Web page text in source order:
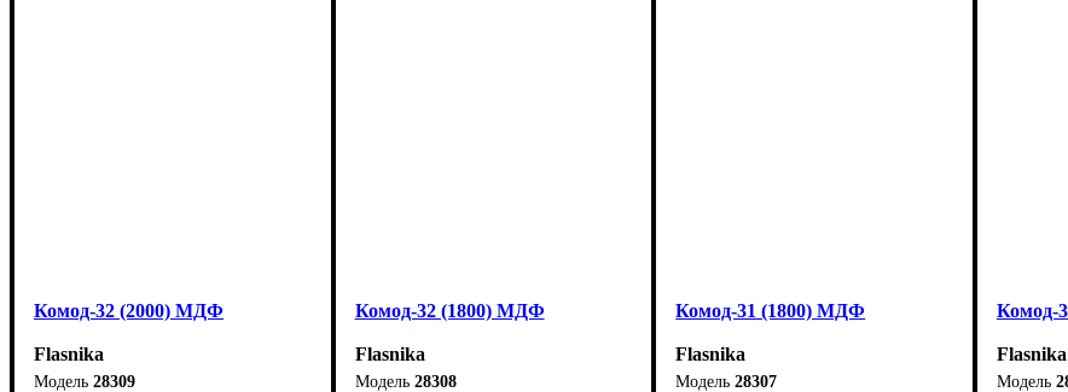
Комод-32 (2000) МДФ
Flasnika
28309
Комод-32 (1800) МДФ
Flasnika
28308
Комод-31 (1800) МДФ
Flasnika
28307
Комод-
Flasnika